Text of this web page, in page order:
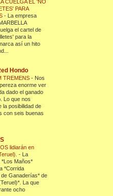
CUELGA EL 'NO
PARA
- La empresa
el cartel de
para la
así un hito
Hondo
TREMENS- Nos
enorme ver
dado el ganado
Lo que nos
la posibilidad de
con seis buenas
lidiarán en
- La
*Los Maños*
*Corrida
Ganaderías* de
La que
ocho